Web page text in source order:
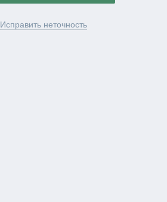
Исправить неточность